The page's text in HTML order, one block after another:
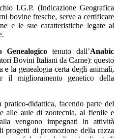
I.G.P. (Indicazione Geografica
bovine fresche, serve a certificare
e le sue caratteristiche legate al
Genealogicotenuto dall’Anabic
Bovini Italiani da Carne): questo
e la genealogia certa degli animali,
il miglioramento genetico della
didattica, facendo parte del
alle aule di zootecnia, al fienile e
vengono impegnati in attività
progetti di promozione della razza